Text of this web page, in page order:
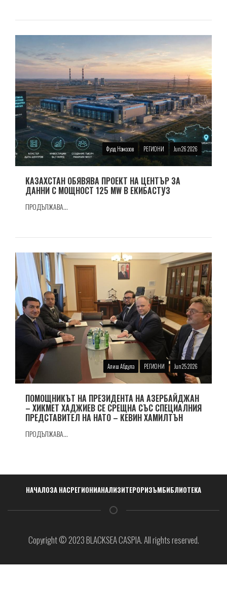
Фуад Намазов РЕГИОНИ Jun 26 2026
КАЗАХСТАН ОБЯВЯВА ПРОЕКТ НА ЦЕНТЪР ЗА
ДАННИ С МОЩНОСТ 125 MW В ЕКИБАСТУЗ
ПРОДЪЛЖАВА...
Алиш Абдула РЕГИОНИ Jun 25 2026
ПОМОЩНИКЪТ НА ПРЕЗИДЕНТА НА АЗЕРБАЙДЖАН
– ХИКМЕТ ХАДЖИЕВ СЕ СРЕЩНА СЪС СПЕЦИАЛНИЯ
ПРЕДСТАВИТЕЛ НА НАТО – КЕВИН ХАМИЛТЪН
ПРОДЪЛЖАВА...
Навигация
НАЧАЛОЗА НАСРЕГИОНИАНАЛИЗИТЕРОРИЗЪМБИБЛИОТЕКА
Copyright © 2023 BLACKSEA CASPIA. All rights reserved.